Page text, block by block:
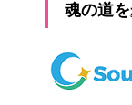
魂の道